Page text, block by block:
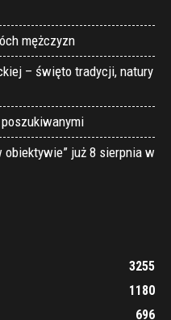
mężczyzn
– święto tradycji, natury
obiektywie” już 8 sierpnia w
3255
1180
696